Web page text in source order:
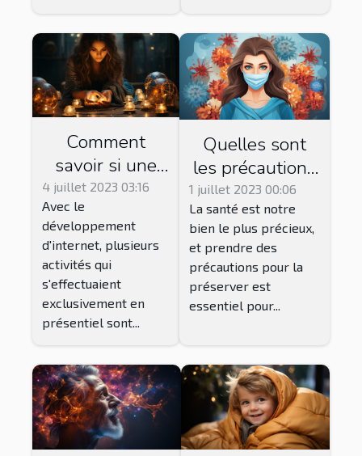
Comment
savoir si une
voyante en
ligne est fiable
?
4 juillet 2023 03:16
Avec le
développement
d'internet, plusieurs
activités qui
s'effectuaient
exclusivement en
présentiel sont...
Quelles sont
les précautions
à prendre pour
rester
continuellement
en bonne santé
?
1 juillet 2023 00:06
La santé est notre
bien le plus précieux,
et prendre des
précautions pour la
préserver est
essentiel pour...